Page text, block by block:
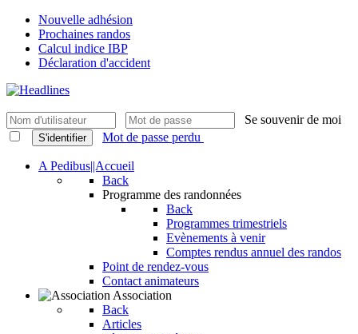
Nouvelle adhésion
Prochaines randos
Calcul indice IBP
Déclaration d'accident
Se souvenir de moi
S'identifier Mot de passe perdu
A Pedibus||Accueil
Back
Programme des randonnées
Back
Programmes trimestriels
Evènements à venir
Comptes rendus annuel des randos
Point de rendez-vous
Contact animateurs
Association
Back
Articles